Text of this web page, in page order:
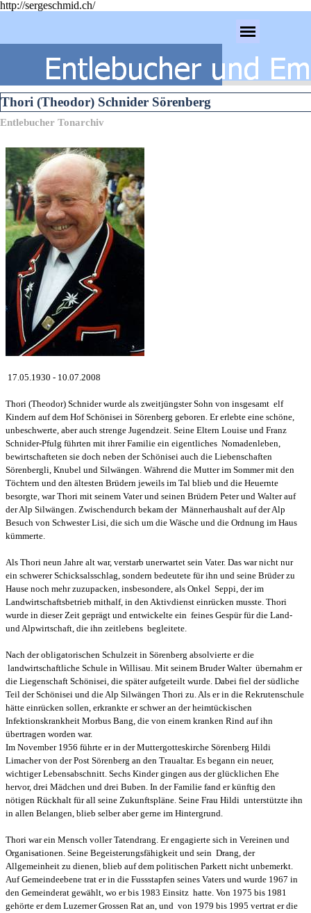
http://sergeschmid.ch/
Thori (Theodor) Schnider Sörenberg
Entlebucher Tonarchiv
17.05.1930 - 10.07.2008
Thori (Theodor) Schnider wurde als zweitjüngster Sohn von insgesamt elf
Kindern auf dem Hof Schönisei in Sörenberg geboren. Er erlebte eine schöne,
unbeschwerte, aber auch strenge Jugendzeit. Seine Eltern Louise und Franz
Schnider-Pfulg führten mit ihrer Familie ein eigentliches Nomadenleben,
bewirtschafteten sie doch neben der Schönisei auch die Liebenschaften
Sörenbergli, Knubel und Silwängen. Während die Mutter im Sommer mit den
Töchtern und den ältesten Brüdern jeweils im Tal blieb und die Heuernte
besorgte, war Thori mit seinem Vater und seinen Brüdern Peter und Walter auf
der Alp Silwängen. Zwischendurch bekam der Männerhaushalt auf der Alp
Besuch von Schwester Lisi, die sich um die Wäsche und die Ordnung im Haus
kümmerte.
Als Thori neun Jahre alt war, verstarb unerwartet sein Vater. Das war nicht nur
ein schwerer Schicksalsschlag, sondern bedeutete für ihn und seine Brüder zu
Hause noch mehr zuzupacken, insbesondere, als Onkel Seppi, der im
Landwirtschaftsbetrieb mithalf, in den Aktivdienst einrücken musste. Thori
wurde in dieser Zeit geprägt und entwickelte ein feines Gespür für die Land-
und Alpwirtschaft, die ihn zeitlebens begleitete.
Nach der obligatorischen Schulzeit in Sörenberg absolvierte er die
landwirtschaftliche Schule in Willisau. Mit seinem Bruder Walter übernahm er
die Liegenschaft Schönisei, die später aufgeteilt wurde. Dabei fiel der südliche
Teil der Schönisei und die Alp Silwängen Thori zu. Als er in die Rekrutenschule
hätte einrücken sollen, erkrankte er schwer an der heimtückischen
Infektionskrankheit Morbus Bang, die von einem kranken Rind auf ihn
übertragen worden war.
Im November 1956 führte er in der Muttergotteskirche Sörenberg Hildi
Limacher von der Post Sörenberg an den Traualtar. Es begann ein neuer,
wichtiger Lebensabschnitt. Sechs Kinder gingen aus der glücklichen Ehe
hervor, drei Mädchen und drei Buben. In der Familie fand er künftig den
nötigen Rückhalt für all seine Zukunftspläne. Seine Frau Hildi unterstützte ihn
in allen Belangen, blieb selber aber gerne im Hintergrund.
Thori war ein Mensch voller Tatendrang. Er engagierte sich in Vereinen und
Organisationen. Seine Begeisterungsfähigkeit und sein Drang, der
Allgemeinheit zu dienen, blieb auf dem politischen Parkett nicht unbemerkt.
Auf Gemeindeebene trat er in die Fussstapfen seines Vaters und wurde 1967 in
den Gemeinderat gewählt, wo er bis 1983 Einsitz hatte. Von 1975 bis 1981
gehörte er dem Luzerner Grossen Rat an, und von 1979 bis 1995 vertrat er die